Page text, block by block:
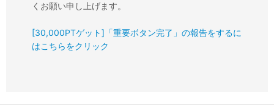
くお願い申し上げます。
[30,000PTゲット]「重要ボタン完了」の報告をするに
はこちらをクリック